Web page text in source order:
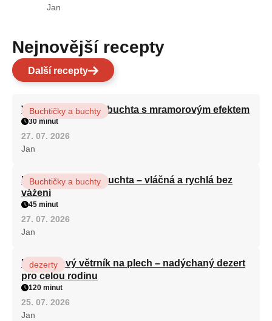
Jan
Nejnovější recepty
Další recepty
Vláčná olejová litá buchta s mramorovým efektem
Buchtičky a buchty
30 minut
27. 07. 2026
Jan
Hrnková maková buchta – vláčná a rychlá bez
vážení
Buchtičky a buchty
45 minut
27. 07. 2026
Jan
Karamelový větrník na plech – nadýchaný dezert
pro celou rodinu
dezerty
120 minut
25. 07. 2026
Jan